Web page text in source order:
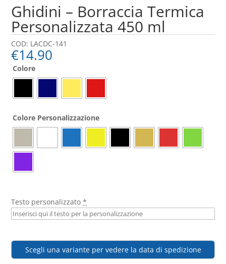
Ghidini – Borraccia Termica
Personalizzata 450 ml
COD: LACDC-141
€14.90
Colore
Colore Personalizzazione
Testo personalizzato *
Scegli una variante per vedere la data di spedizione